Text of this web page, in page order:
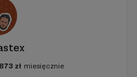
zł miesięcznie